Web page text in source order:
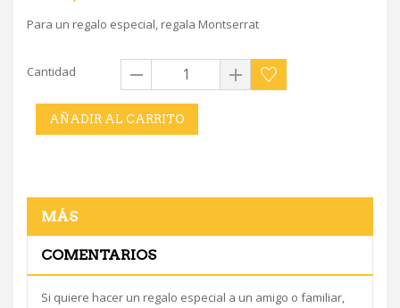
Para un regalo especial, regala Montserrat
Cantidad
AÑADIR AL CARRITO
MÁS
COMENTARIOS
Si quiere hacer un regalo especial a un amigo o familiar,